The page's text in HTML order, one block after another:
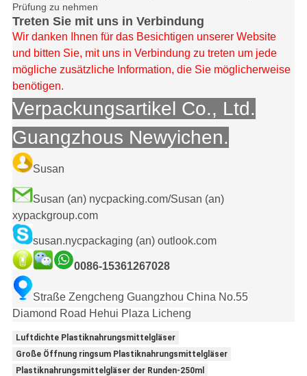
Prüfung zu nehmen
Treten Sie mit uns in Verbindung
Wir danken Ihnen für das Besichtigen unserer Website
und bitten Sie, mit uns in Verbindung zu treten um jede
mögliche zusätzliche Information, die Sie möglicherweise
benötigen.
Verpackungsartikel Co., Ltd.
Guangzhous Newyichen.
Susan
Susan (an) nycpacking.com/Susan (an)
xypackgroup.com
susan.nycpackaging (an) outlook.com
0086-15361267028
Straße Zengcheng Guangzhou China No.55
Diamond Road Hehui Plaza Licheng
Luftdichte Plastiknahrungsmittelgläser
Große Öffnung ringsum Plastiknahrungsmittelgläser
Plastiknahrungsmittelgläser der Runden-250ml